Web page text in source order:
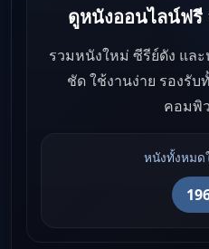
ดูหนังออนไลน์ฟรี
รวมหนังใหม่ ซีรีย์ดัง แล
ชัด ใช้งานง่าย รองรั
คอมพิ
หนังทั้งหมด